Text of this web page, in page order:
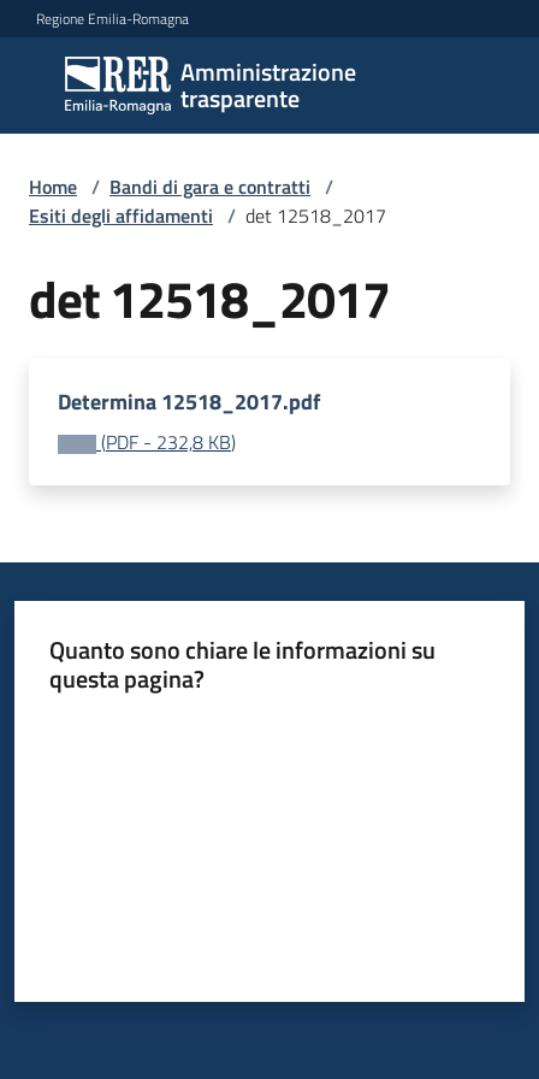
Vai al contenuto
Vai alla navigazione
Vai al footer
Regione Emilia-Romagna
Amministrazione
trasparente
Amministrazione
trasparente
Sottosezioni
Accesso
Home / Bandi di gara e contratti /
Esiti degli affidamenti / det 12518_2017
det 12518_2017
Determina 12518_2017.pdf
(PDF - 232,8 KB)
Quanto sono chiare le informazioni su
questa pagina?